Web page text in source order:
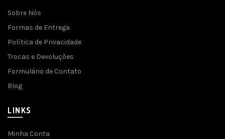
Sobre Nós
Formas de Entrega
Política de Privacidade
Trocas e Devoluções
Formulário de Contato
Blog
LINKS
Minha Conta